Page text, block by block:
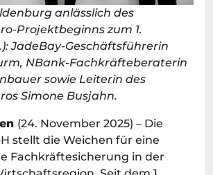
anlässlich des
Projektbeginns zum 1.
JadeBay-Geschäftsführerin
NBank-Fachkräfteberaterin
sowie Leiterin des
Simone Busjahn.
(24. November 2025) – Die
stellt die Weichen für eine
Fachkräftesicherung in der